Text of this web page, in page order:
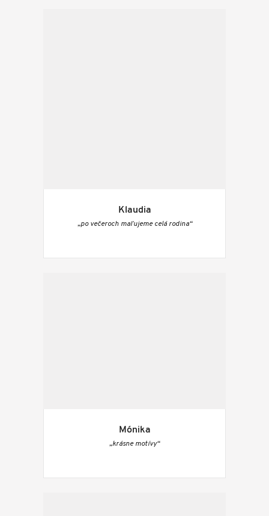
Klaudia
„po večeroch maľujeme celá rodina“
Mónika
„krásne motívy“